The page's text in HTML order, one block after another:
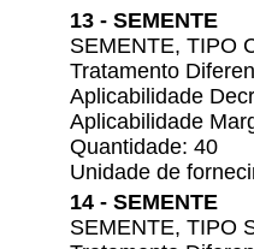
13 - SEMENTE
SEMENTE, TIPO
Tratamento
Aplicabilidade
Aplicabilidade
Quantidade: 40
Unidade de
14 - SEMENTE
SEMENTE, TIPO